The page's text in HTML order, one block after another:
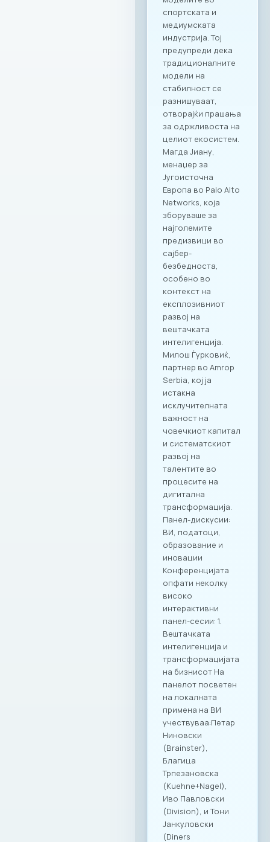
поглед; RAGUSA 919
– за автентични
деловни ручеци и
настани; KINDER
PARK – идеално
место за семејни и
тимски дружења со
најмладите.
Ексклузивни
привилегии за
компаниите и
вработените
Заедницата на
МАСИТ добива
пристап до
ексклузивни
бенефити и
повластени услови
кои се внимателно
дизајнирани да
одговорат на
потребите на
современиот ИКТ
сектор. Оваа
програма ги
опфаќа сите
компании кои се
членки на МАСИТ и
вработените во
компаните. Поглед
кон иднината:
Креирање
додадена
вредност Настанот
„CONNECT & TASTE“
е само почеток на
низата активности
кои имаат за цел
да ја зајакнат ИКТ
заедницата преку
квалитетно
вмрежување.
Комбинацијата на
врвна
гастрономија и
деловна дискусија
се покажа како
вистински модел
за поттикнување
на дијалог и
иновации во
секторот. МАСИТ
продолжува
посветено да
гради мостови и да
создава вредност
за своите членки,
поставувајќи нови,
повисоки
стандарди за
корпоративна
култура и
професионално
дружење во
Македонија.